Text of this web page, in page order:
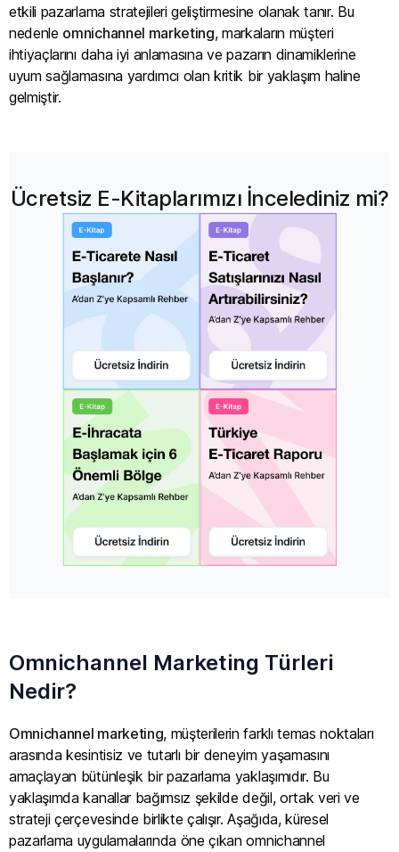
etkili pazarlama stratejileri geliştirmesine olanak tanır. Bu
nedenle omnichannel marketing, markaların müşteri
ihtiyaçlarını daha iyi anlamasına ve pazarın dinamiklerine
uyum sağlamasına yardımcı olan kritik bir yaklaşım haline
gelmiştir.
Ücretsiz E-Kitaplarımızı İncelediniz mi?
Omnichannel Marketing Türleri
Nedir?
Omnichannel marketing, müşterilerin farklı temas noktaları
arasında kesintisiz ve tutarlı bir deneyim yaşamasını
amaçlayan bütünleşik bir pazarlama yaklaşımıdır. Bu
yaklaşımda kanallar bağımsız şekilde değil, ortak veri ve
strateji çerçevesinde birlikte çalışır. Aşağıda, küresel
pazarlama uygulamalarında öne çıkan omnichannel